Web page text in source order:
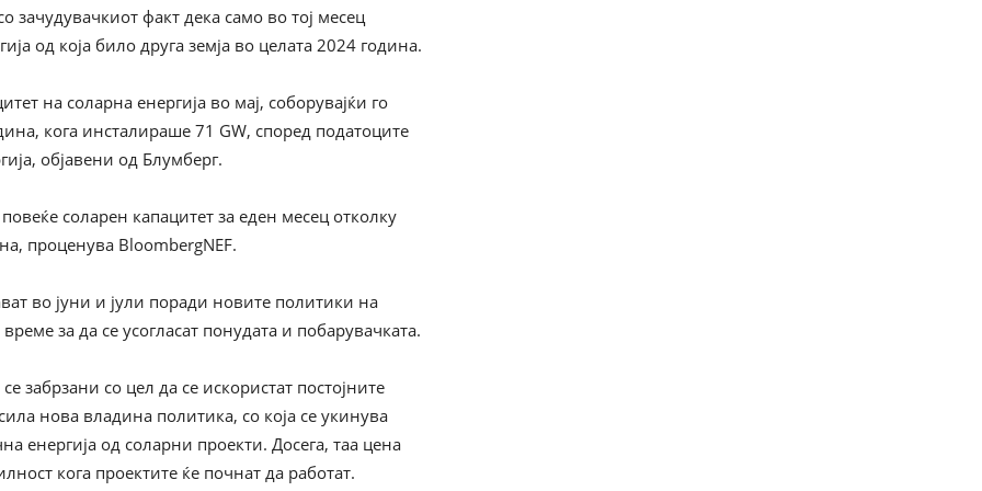
зачудувачкиот факт дека само во тој месец
од која било друга земја во целата 2024 година.
на соларна енергија во мај, соборувајќи го
кога инсталираше 71 GW, според податоците
објавени од Блумберг.
соларен капацитет за еден месец отколку
проценува BloombergNEF.
во јуни и јули поради новите политики на
за да се усогласат понудата и побарувачката.
забрзани со цел да се искористат постојните
нова владина политика, со која се укинува
енергија од соларни проекти. Досега, таа цена
кога проектите ќе почнат да работат.